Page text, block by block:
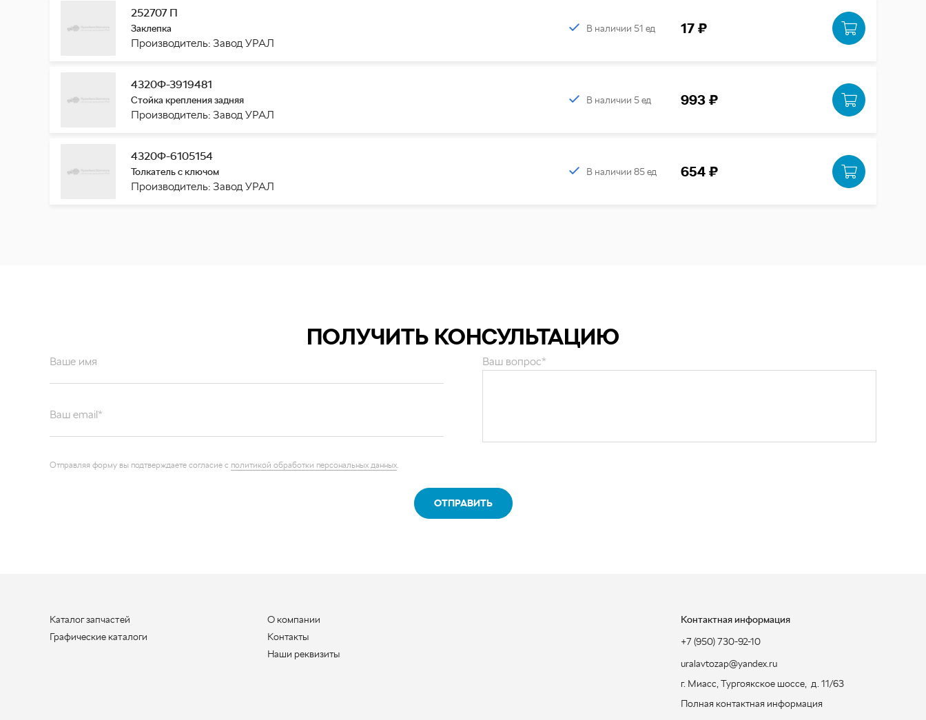
252707 П
Заклепка
Производитель: Завод УРАЛ
В наличии 51 ед 17 ₽
4320Ф-3919481
Стойка крепления задняя
Производитель: Завод УРАЛ
В наличии 5 ед 993 ₽
4320Ф-6105154
Толкатель с ключом
Производитель: Завод УРАЛ
В наличии 85 ед 654 ₽
ПОЛУЧИТЬ КОНСУЛЬТАЦИЮ
Ваше имя Ваш вопрос*
Отправляя форму вы подтверждаете согласие с